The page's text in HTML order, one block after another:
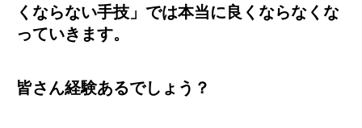
くならない手技」では本当に良くならなくな
っていきます。
皆さん経験あるでしょう？